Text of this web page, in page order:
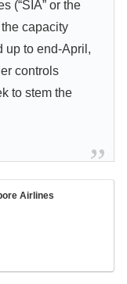
(“SIA” or the
capacity
up to end-April,
controls
to stem the
Airlines